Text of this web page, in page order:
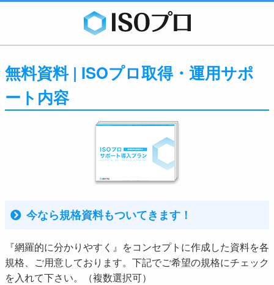
無料資料 | ISOプロ取得・運用サポ
ート内容
今なら規格資料もついてきます！
『網羅的に分かりやすく』をコンセプトに作成した資料を各
規格、ご用意しております。下記でご希望の規格にチェック
を入れて下さい。（複数選択可）